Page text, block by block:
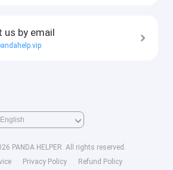
us by email
PANDA HELPER. All rights reserved.
Privacy Policy Refund Policy